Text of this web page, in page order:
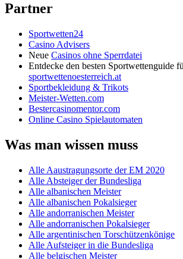
Partner
Sportwetten24
Casino Advisers
Neue Casinos ohne Sperrdatei
Entdecke den besten Sportwettenguide
sportwettenoesterreich.at
Sportbekleidung & Trikots
Meister-Wetten.com
Bestercasinomentor.com
Online Casino Spielautomaten
Was man wissen muss
Alle Aaustragungsorte der EM 2020
Alle Absteiger der Bundesliga
Alle albanischen Meister
Alle albanischen Pokalsieger
Alle andorranischen Meister
Alle andorranischen Pokalsieger
Alle argentinischen Torschützenkönige
Alle Aufsteiger in die Bundesliga
Alle belgischen Meister